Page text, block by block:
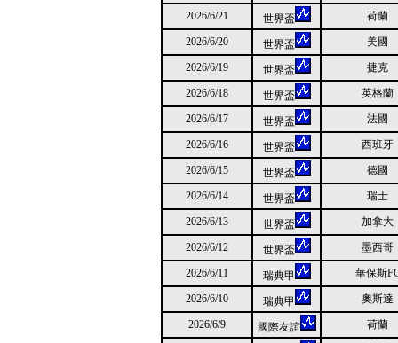
2026/6/21 世界盃 荷蘭
2026/6/20 世界盃 美國
2026/6/19 世界盃 捷克
2026/6/18 世界盃 英格蘭
2026/6/17 世界盃 法國
2026/6/16 世界盃 西班牙
2026/6/15 世界盃 德國
2026/6/14 世界盃 瑞士
2026/6/13 世界盃 加拿大
2026/6/12 世界盃 墨西哥
2026/6/11 瑞典甲 華保斯
2026/6/10 瑞典甲 奧斯達
2026/6/9 國際友誼 荷蘭